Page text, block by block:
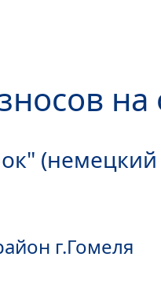
г.Гомеля